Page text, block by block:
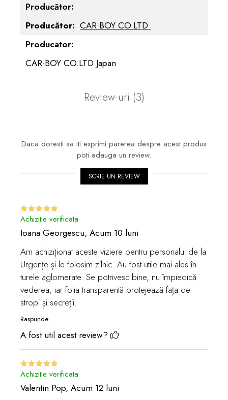
Producător:
Producător: CAR BOY CO.LTD
Producator:
CAR-BOY CO.LTD Japan
Review-uri (3)
Daca doresti sa iti exprimi parerea despre acest produs
poti adauga un review.
SCRIE UN REVIEW
Achizitie verificata
Ioana Georgescu, Acum 10 luni
Am achiziționat aceste viziere pentru personalul de la
Urgențe și le folosim zilnic. Au fost utile mai ales în
turele aglomerate. Se potrivesc bine, nu împiedică
vederea, iar folia transparentă protejează fața de
stropi și secreții.
Raspunde
A fost util acest review?
Achizitie verificata
Valentin Pop, Acum 12 luni